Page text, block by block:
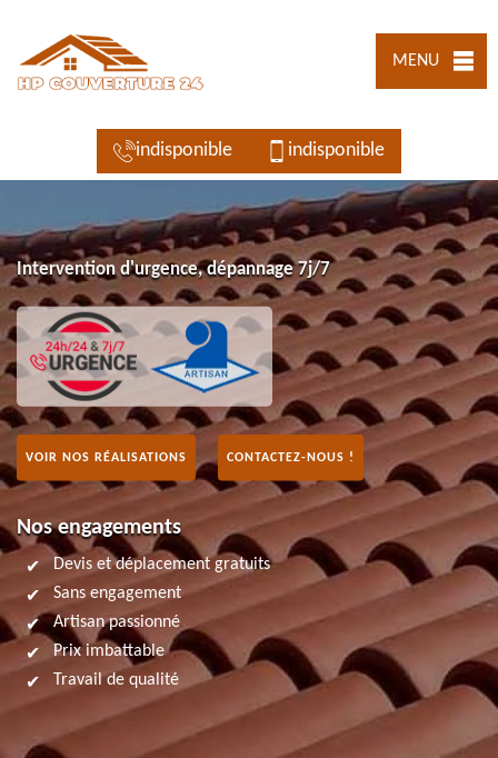
MENU
indisponible indisponible
Intervention d'urgence, dépannage 7j/7
VOIR NOS RÉALISATIONS CONTACTEZ-NOUS !
Nos engagements
Devis et déplacement gratuits
Sans engagement
Artisan passionné
Prix imbattable
Travail de qualité